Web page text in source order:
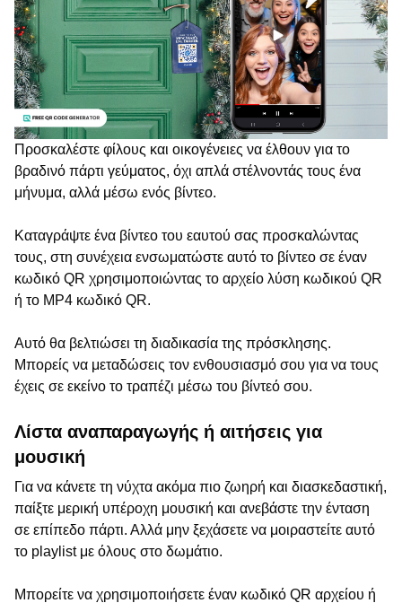
Προσκαλέστε φίλους και οικογένειες να έλθουν για το
βραδινό πάρτι γεύματος, όχι απλά στέλνοντάς τους ένα
μήνυμα, αλλά μέσω ενός βίντεο.
Καταγράψτε ένα βίντεο του εαυτού σας προσκαλώντας
τους, στη συνέχεια ενσωματώστε αυτό το βίντεο σε έναν
κωδικό QR χρησιμοποιώντας το αρχείο λύση κωδικού QR
ή το MP4 κωδικό QR.
Αυτό θα βελτιώσει τη διαδικασία της πρόσκλησης.
Μπορείς να μεταδώσεις τον ενθουσιασμό σου για να τους
έχεις σε εκείνο το τραπέζι μέσω του βίντεό σου.
Λίστα αναπαραγωγής ή αιτήσεις για
μουσική
Για να κάνετε τη νύχτα ακόμα πιο ζωηρή και διασκεδαστική,
παίξτε μερική υπέροχη μουσική και ανεβάστε την ένταση
σε επίπεδο πάρτι. Αλλά μην ξεχάσετε να μοιραστείτε αυτό
το playlist με όλους στο δωμάτιο.
Μπορείτε να χρησιμοποιήσετε έναν κωδικό QR αρχείου ή